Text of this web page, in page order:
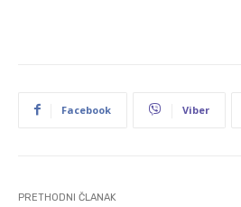
Facebook Viber
PRETHODNI ČLANAK